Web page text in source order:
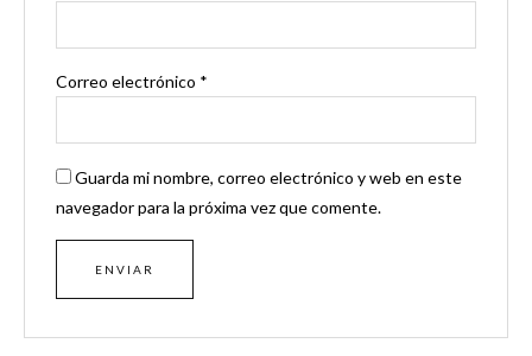
Correo electrónico *
Guarda mi nombre, correo electrónico y web en este
navegador para la próxima vez que comente.